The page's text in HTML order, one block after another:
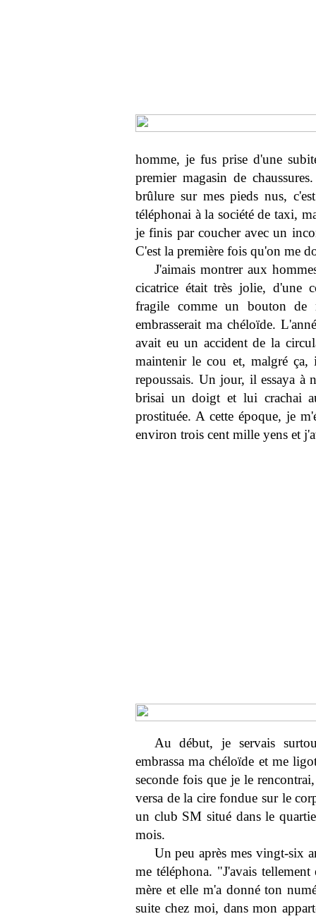
homme, je fus prise d'une
premier magasin de
brûlure sur mes pieds nus,
téléphonai à la société de taxi,
je finis par coucher avec un
C'est la première fois qu'on me
J'aimais montrer aux
cicatrice était très jolie, d'une
fragile comme un bouton de
embrasserait ma chéloïde.
avait eu un accident de la
maintenir le cou et, malgré
repoussais. Un jour, il essaya à
brisai un doigt et lui crachai
prostituée. A cette époque, je
environ trois cent mille yens et
Au début, je servais
embrassa ma chéloïde et me
seconde fois que je le
versa de la cire fondue sur le
un club SM situé dans le
mois.
Un peu après mes vingt-six
me téléphona. "J'avais
mère et elle m'a donné ton
suite chez moi, dans mon